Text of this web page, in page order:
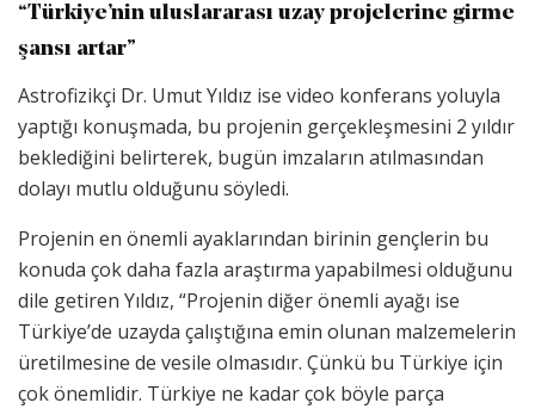
“Türkiye’nin uluslararası uzay projelerine girme
şansı artar”
Astrofizikçi Dr. Umut Yıldız ise video konferans yoluyla
yaptığı konuşmada, bu projenin gerçekleşmesini 2 yıldır
beklediğini belirterek, bugün imzaların atılmasından
dolayı mutlu olduğunu söyledi.
Projenin en önemli ayaklarından birinin gençlerin bu
konuda çok daha fazla araştırma yapabilmesi olduğunu
dile getiren Yıldız, “Projenin diğer önemli ayağı ise
Türkiye’de uzayda çalıştığına emin olunan malzemelerin
üretilmesine de vesile olmasıdır. Çünkü bu Türkiye için
çok önemlidir. Türkiye ne kadar çok böyle parça